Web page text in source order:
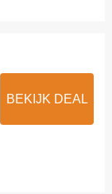
BEKIJK DEAL